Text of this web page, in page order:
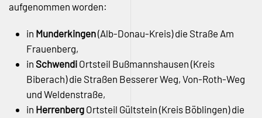
aufgenommen worden:
in Munderkingen(Alb-Donau-Kreis) die Straße Am
Frauenberg,
in Schwendi Ortsteil Bußmannshausen (Kreis
Biberach) die Straßen Besserer Weg, Von-Roth-Weg
und Weldenstraße,
in Herrenberg Ortsteil Gültstein (Kreis Böblingen) die